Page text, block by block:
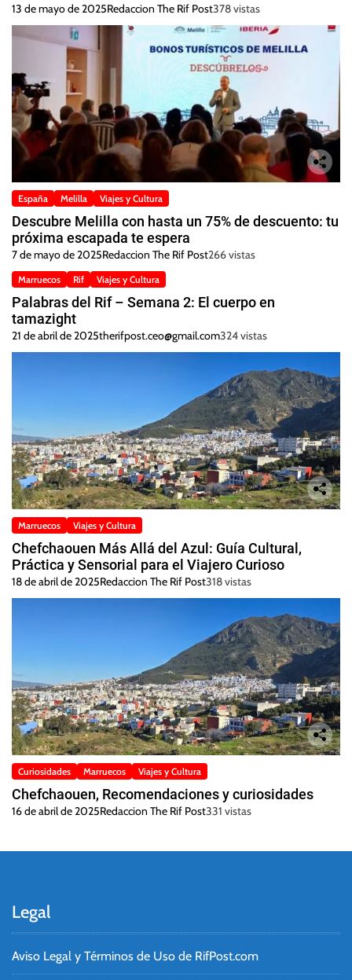
13 de mayo de 2025Redaccion The Rif Post378 vistas
España Melilla Viajes y Cultura
Descubre Melilla con hasta un 75% de descuento: tu
próxima escapada te espera
7 de mayo de 2025Redaccion The Rif Post266 vistas
Marruecos Rif Viajes y Cultura
Palabras del Rif – Semana 2: El cuerpo en
tamazight
21 de abril de 2025therifpost.ceo@gmail.com324 vistas
Marruecos Viajes y Cultura
Chefchaouen Más Allá del Azul: Guía Cultural,
Práctica y Sensorial para el Viajero Curioso
18 de abril de 2025Redaccion The Rif Post318 vistas
Curiosidades Marruecos Viajes y Cultura
Chefchaouen, Recomendaciones y curiosidades
16 de abril de 2025Redaccion The Rif Post331 vistas
Legal
Aviso Legal y Términos de Uso de RifPost.com